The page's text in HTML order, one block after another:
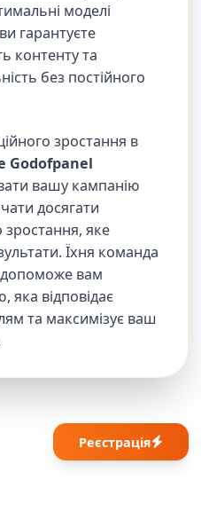
моделі
гарантуєте
контенту та
без постійного
зростання в
Godofpanel
вашу кампанію
досягати
зростання, яке
Їхня команда
допоможе вам
яка відповідає
та максимізує ваш
Реєстрація